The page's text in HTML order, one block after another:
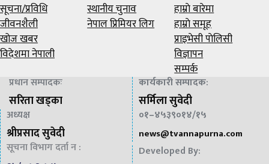
सूचना/प्रविधि
जीवनशैली
खोज खबर
विदेशमा नेपाली
स्थानीय चुनाव
नेपाल प्रिमियर लिग
हाम्राे बारेमा
हाम्राे समूह
प्राइभेसी पाेलिसी
विज्ञापन
सम्पर्क
प्रधान सम्पादकः
सरिता खड्का
कार्यकारी सम्पादक:
सर्मिला सुवेदी
अध्यक्ष
श्रीप्रसाद सुवेदी
०१–४५३९०१४/१५
news@tvannapurna.com
सूचना विभाग दर्ता न :
Developed By: